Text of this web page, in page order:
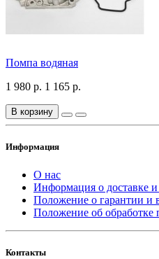
Помпа водяная
1 980 р. 1 165 р.
В корзину
Информация
О нас
Информация о доставке и
Положение о гарантии и
Положение об обработке
Контакты